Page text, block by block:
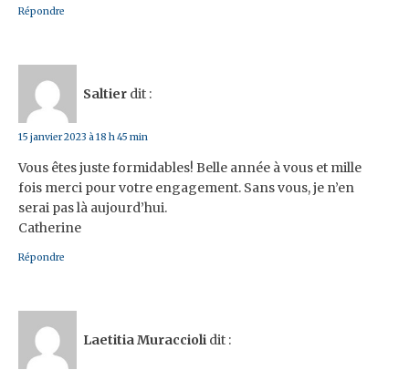
Répondre
Saltier dit :
15 janvier 2023 à 18 h 45 min
Vous êtes juste formidables! Belle année à vous et mille
fois merci pour votre engagement. Sans vous, je n’en
serai pas là aujourd’hui.
Catherine
Répondre
Laetitia Muraccioli dit :